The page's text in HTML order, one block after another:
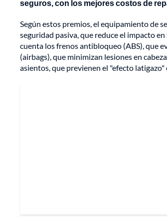
seguros, con los mejores costos de
Según estos premios, el equipamiento de
seguridad pasiva, que reduce el impacto
cuenta los frenos antibloqueo (ABS), que
(airbags), que minimizan lesiones en
asientos, que previenen el "efecto